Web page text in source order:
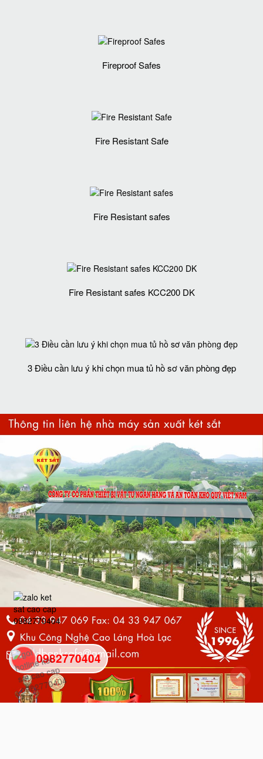
Fireproof Safes
Fire Resistant Safe
Fire Resistant safes
Fire Resistant safes KCC200 DK
3 Điều cần lưu ý khi chọn mua tủ hồ sơ văn phòng đẹp
0982770404
back